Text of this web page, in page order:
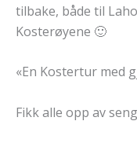
tilbake, både til
Kosterøyene 🙂
«En Kostertur med
Fikk alle opp av